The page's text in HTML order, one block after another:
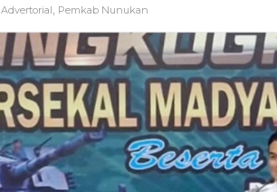
Advertorial Pemkab Nunukan